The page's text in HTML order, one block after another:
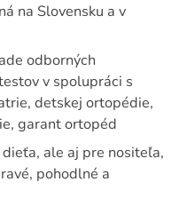
na Slovensku a v
odborných
v spolupráci s
detskej ortopédie,
garant ortopéd
ale aj pre nositeľa,
pohodlné a